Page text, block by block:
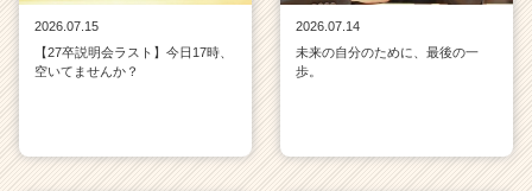
2026.07.15
【27卒説明会ラスト】今日17時、
空いてませんか？
2026.07.14
未来の自分のために、最後の一
歩。